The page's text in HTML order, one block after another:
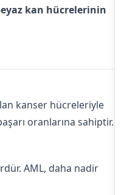
kan hücrelerinin
kanser hücreleriyle
oranlarına sahiptir.
AML, daha nadir